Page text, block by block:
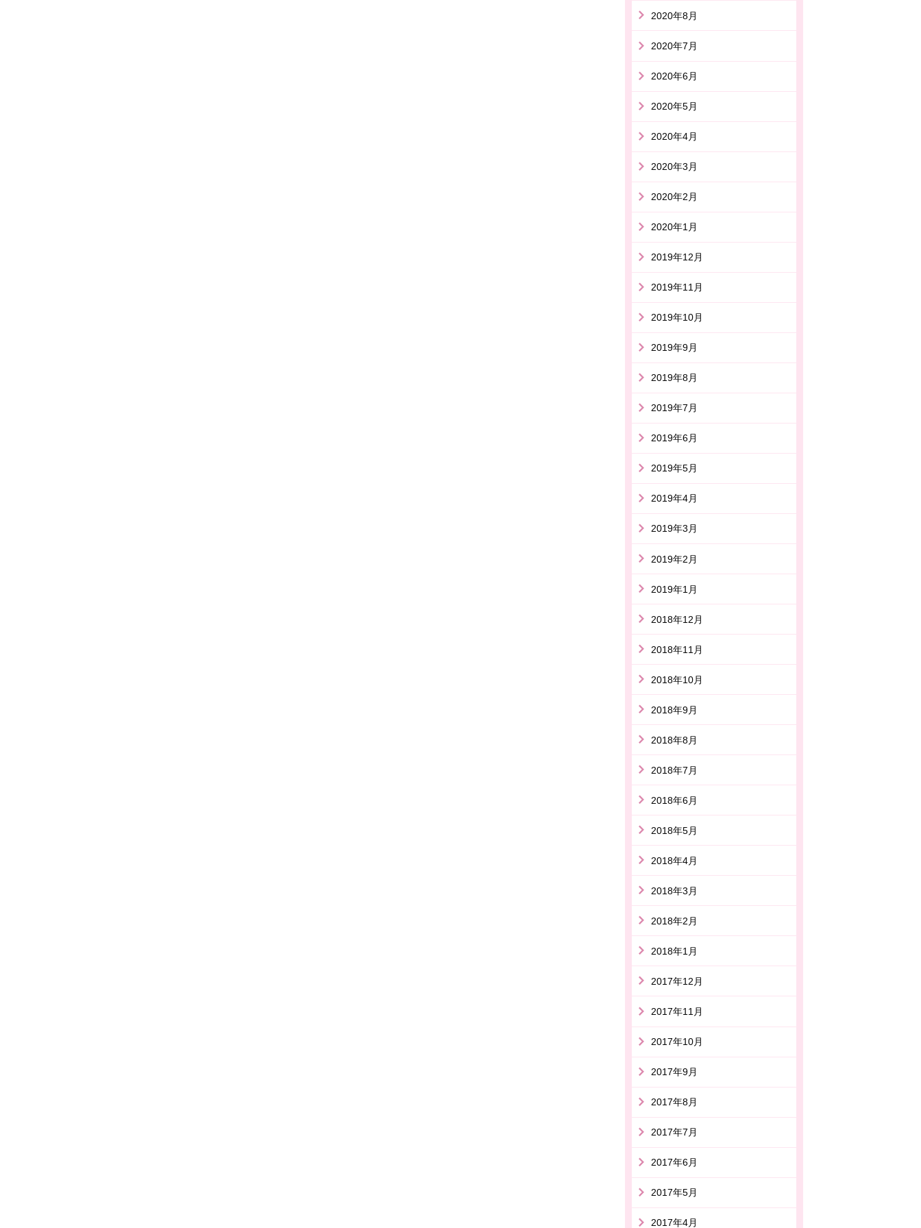
2020年8月
2020年7月
2020年6月
2020年5月
2020年4月
2020年3月
2020年2月
2020年1月
2019年12月
2019年11月
2019年10月
2019年9月
2019年8月
2019年7月
2019年6月
2019年5月
2019年4月
2019年3月
2019年2月
2019年1月
2018年12月
2018年11月
2018年10月
2018年9月
2018年8月
2018年7月
2018年6月
2018年5月
2018年4月
2018年3月
2018年2月
2018年1月
2017年12月
2017年11月
2017年10月
2017年9月
2017年8月
2017年7月
2017年6月
2017年5月
2017年4月